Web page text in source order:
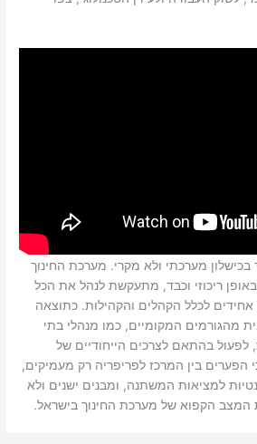
בכישלון מערכתי ולא מקרי. מערכת החינוך
ריכוזי וכבד, מתעקשת לנהל את הכל
לכלל הקהלים והקהילות. כתוצאה
מהגורמים המקומיים, כמו מנהלי בתי
לפעול בהתאם לצרכים הייחודיים של
הפערים בין המרכז לפריפריה רק מעמיקים,
למציאות המשתנה, ומבנים ישנים ולא
המצב הקפוא של מערכת החינוך בישראל.